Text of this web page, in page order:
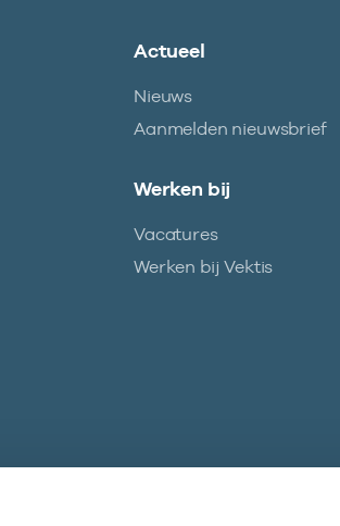
Actueel
Nieuws
Aanmelden nieuwsbrief
Werken bij
Vacatures
Werken bij Vektis